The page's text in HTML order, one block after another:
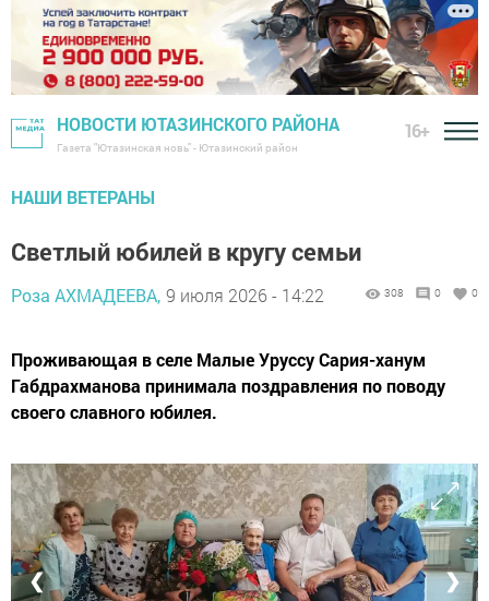
НОВОСТИ ЮТАЗИНСКОГО РАЙОНА
Газета "Ютазинская новь" - Ютазинский район
16+
НАШИ ВЕТЕРАНЫ
Светлый юбилей в кругу семьи
Роза АХМАДЕЕВА, 9 июля 2026 - 14:22 308 0 0
Проживающая в селе Малые Уруссу Сария-ханум
Габдрахманова принимала поздравления по поводу
своего славного юбилея.
❮ ❯